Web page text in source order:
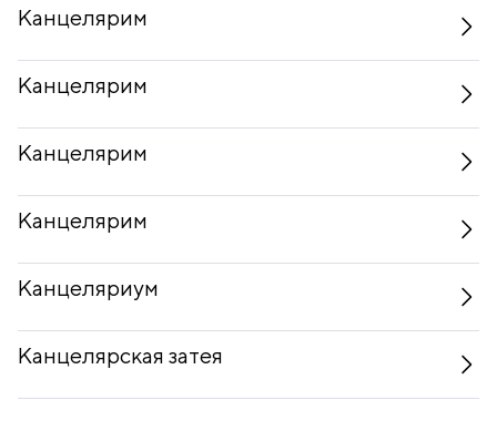
Канцелярим
Канцелярим
Канцелярим
Канцелярим
Канцеляриум
Канцелярская затея